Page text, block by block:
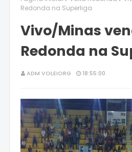
Redonda na Superliga
Vivo/Minas
Redonda na
ADM VOLEIORG 18:55:00